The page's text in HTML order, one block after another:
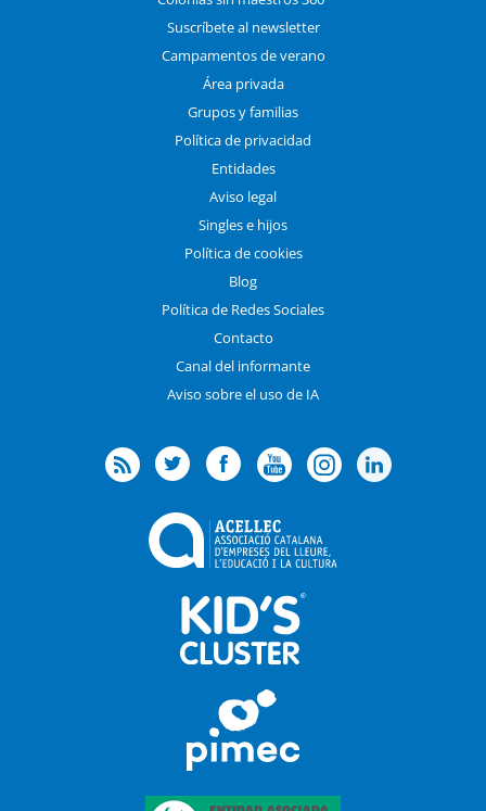
Suscríbete al newsletter
Campamentos de verano
Área privada
Grupos y familias
Política de privacidad
Entidades
Aviso legal
Singles e hijos
Política de cookies
Blog
Política de Redes Sociales
Contacto
Canal del informante
Aviso sobre el uso de IA